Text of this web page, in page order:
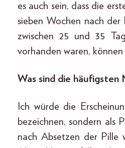
es auch sein, dass die
sieben Wochen nach
zwischen 25 und 35
vorhanden waren,
Was sind die häufigsten
Ich würde die
bezeichnen, sondern als
nach Absetzen der Pille